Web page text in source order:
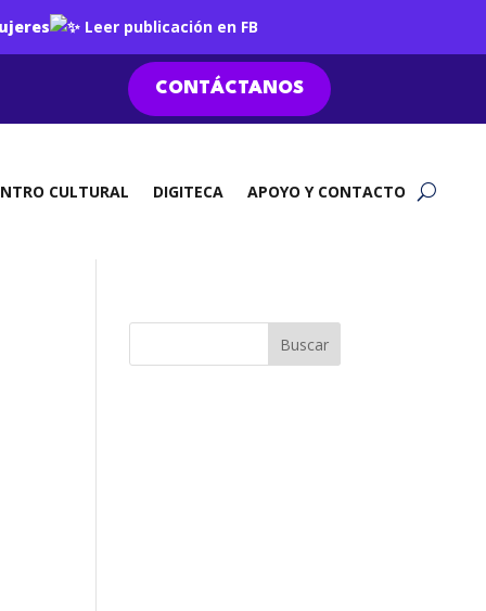
Leer publicación en FB
CONTÁCTANOS
CULTURAL DIGITECA APOYO Y CONTACTO